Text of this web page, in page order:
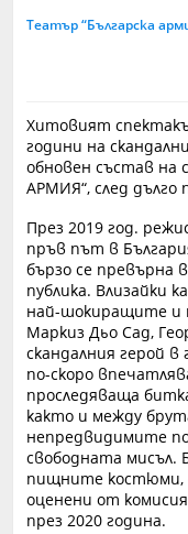
Театър “Българска
Хитовият
години на
обновен състав на
АРМИЯ“, след дълго
През 2019 год.
пръв път в
бързо се превърна
публика. Влизайки
най-шокиращите и
Маркиз Дьо Сад,
скандалния герой
по-скоро
проследяваща
както и между
непредвидимите
свободната мисъл.
пищните костюми,
оценени от
през 2020 година.